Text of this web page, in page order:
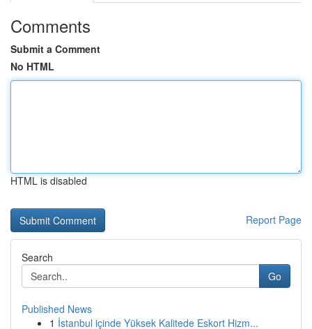
Comments
Submit a Comment
No HTML
HTML is disabled
Report Page
Search
Go
Published News
1 İstanbul içinde Yüksek Kalitede Eskort Hizm...